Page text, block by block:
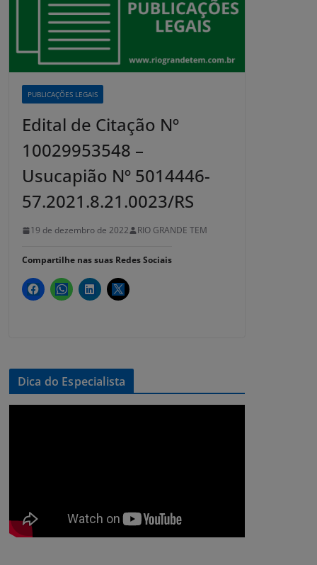
PUBLICAÇÕES LEGAIS
Edital de Citação Nº
10029953548 –
Usucapião Nº 5014446-
57.2021.8.21.0023/RS
19 de dezembro de 2022 RIO GRANDE TEM
Compartilhe nas suas Redes Sociais
Dica do Especialista